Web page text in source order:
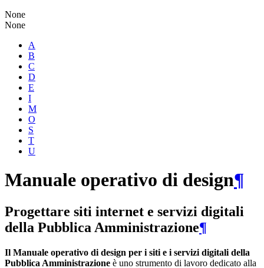
None
None
A
B
C
D
E
I
M
O
S
T
U
Manuale operativo di design¶
Progettare siti internet e servizi digitali
della Pubblica Amministrazione¶
Il Manuale operativo di design per i siti e i servizi digitali della
Pubblica Amministrazione è uno strumento di lavoro dedicato alla